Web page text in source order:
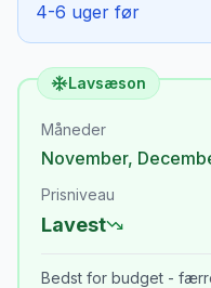
4-6 uger før
Lavsæson
Måneder
November,
Prisniveau
Lavest
Bedst for budget -